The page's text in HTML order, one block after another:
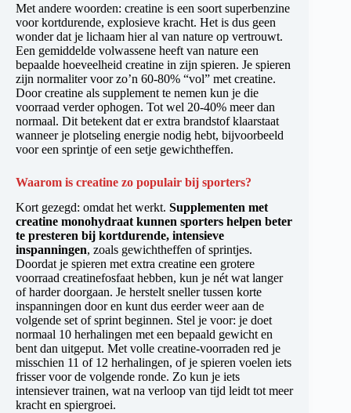
Met andere woorden: creatine is een soort superbenzine
voor kortdurende, explosieve kracht. Het is dus geen
wonder dat je lichaam hier al van nature op vertrouwt.
Een gemiddelde volwassene heeft van nature een
bepaalde hoeveelheid creatine in zijn spieren. Je spieren
zijn normaliter voor zo’n 60-80% “vol” met creatine.
Door creatine als supplement te nemen kun je die
voorraad verder ophogen. Tot wel 20-40% meer dan
normaal. Dit betekent dat er extra brandstof klaarstaat
wanneer je plotseling energie nodig hebt, bijvoorbeeld
voor een sprintje of een setje gewichtheffen.
Waarom is creatine zo populair bij sporters?
Kort gezegd: omdat het werkt. Supplementen met
creatine monohydraat kunnen sporters helpen beter
te presteren bij kortdurende, intensieve
inspanningen, zoals gewichtheffen of sprintjes.
Doordat je spieren met extra creatine een grotere
voorraad creatinefosfaat hebben, kun je nét wat langer
of harder doorgaan. Je herstelt sneller tussen korte
inspanningen door en kunt dus eerder weer aan de
volgende set of sprint beginnen. Stel je voor: je doet
normaal 10 herhalingen met een bepaald gewicht en
bent dan uitgeput. Met volle creatine-voorraden red je
misschien 11 of 12 herhalingen, of je spieren voelen iets
frisser voor de volgende ronde. Zo kun je iets
intensiever trainen, wat na verloop van tijd leidt tot meer
kracht en spiergroei.